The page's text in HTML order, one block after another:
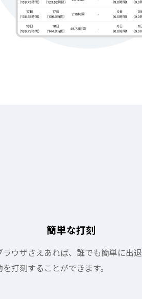
簡単な打刻
ラウザさえあれば、誰でも簡単に出退
を打刻することができます。